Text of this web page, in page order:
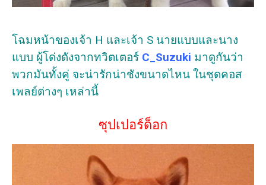
โฉมหน้าของเจ้า H และเจ้า S นายแบบและนาง
แบบ ผู้โด่งดังจากทวิตเตอร์ C_Suzuki มาดูกันว่า
พวกมันทั้งคู่ จะน่ารักน่าชังขนาดไหน ในชุดคอส
เพลย์ต่างๆ เหล่านี้
ซุปเปอร์ด็อก